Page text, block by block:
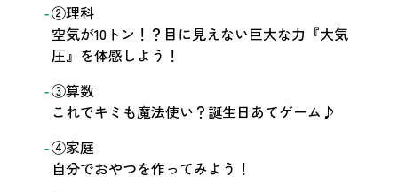
②理科
空気が10トン！？目に見えない巨大な力『大気
圧』を体感しよう！
③算数
これでキミも魔法使い？誕生日あてゲーム♪
④家庭
自分でおやつを作ってみよう！